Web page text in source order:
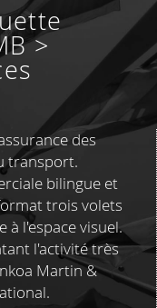
>
des
transport.
bilingue et
trois volets
à l'espace visuel.
l'activité très
Martin &